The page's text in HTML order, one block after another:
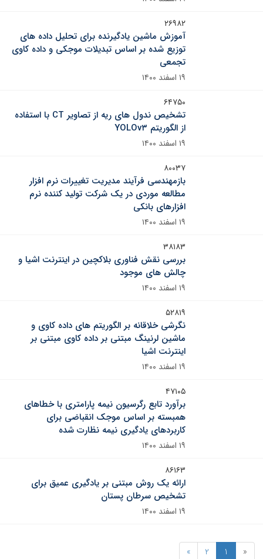
۲۶۹۸۲
آموزش ماشین یادگیرنده برای تحلیل داده های
توزیع شده بر اساس تبدیلات موجکی و داده کاوی
تجمعی
۱۹ اسفند ۱۴۰۰
۶۴۷۵۰
تشخیص ندول های ریه از تصاویر CT با استفاده
از الگوریتم YOLOv۳
۱۹ اسفند ۱۴۰۰
۸۰۰۳۷
بازمهندسی فرآیند مدیریت تغییرات نرم افزار
مطالعه موردی در یک شرکت تولید کننده نرم
افزارهای بانکی
۱۹ اسفند ۱۴۰۰
۳۸۱۸۳
بررسی نقش فناوری بلاکچین در اینترنت اشیا و
چالش های موجود
۱۹ اسفند ۱۴۰۰
۵۲۸۱۹
نگرشی خلاقانه بر الگوریتم های داده کاوی و
ماشین لرنینگ مبتنی بر داده کاوی مبتنی بر
اینترنت اشیا
۱۹ اسفند ۱۴۰۰
۴۷۱۰۵
برآورد تابع رگرسیون نیمه پارامتری با خطاهای
همبسته بر اساس موجک انقباضی برای
کاربردهای یادگیری نیمه نظارت شده
۱۹ اسفند ۱۴۰۰
۸۶۱۶۳
ارائه یک روش مبتنی بر یادگیری عمیق برای
تشخیص سرطان پستان
۱۹ اسفند ۱۴۰۰
«
1
2
»